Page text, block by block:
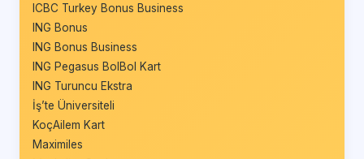
ICBC Turkey Bonus Business
ING Bonus
ING Bonus Business
ING Pegasus BolBol Kart
ING Turuncu Ekstra
İş’te Üniversiteli
KoçAilem Kart
Maximiles